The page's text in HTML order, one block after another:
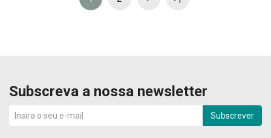
Subscreva a nossa newsletter
Subscrever